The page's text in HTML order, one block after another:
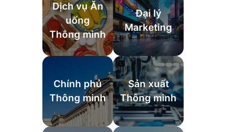
Dịch vụ Ăn
uống
Thông minh
Đại lý
Marketing
Chính phủ
Thông minh
Sản xuất
Thông minh